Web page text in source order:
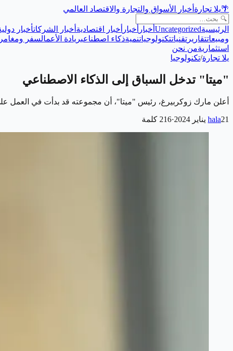
🌴يلا تجارة أخبار الأسواق والتجارة والاقتصاد العالمي
الرئيسيةUncategorized أخبار أخبار أخبار اقتصادية أخبار الشركاتأخبار
ومبيعاتتقارير تقنياتتكنولوجياتنميةذكاء اصطناعيريادة الأعمالسفر
استثماريةمن نحن
يلا تجارة/تكنولوجيا
"ميتا" تدخل السباق إلى الذكاء الاصطناعي
أعلن مارك زوكربيرغ، رئيس "ميتا"، أن مجموعته قد بدأت في العمل
hala21 يناير 2024 ·
216 كلمة